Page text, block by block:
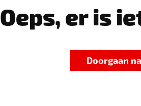
Oeps, er is
Doorgaan